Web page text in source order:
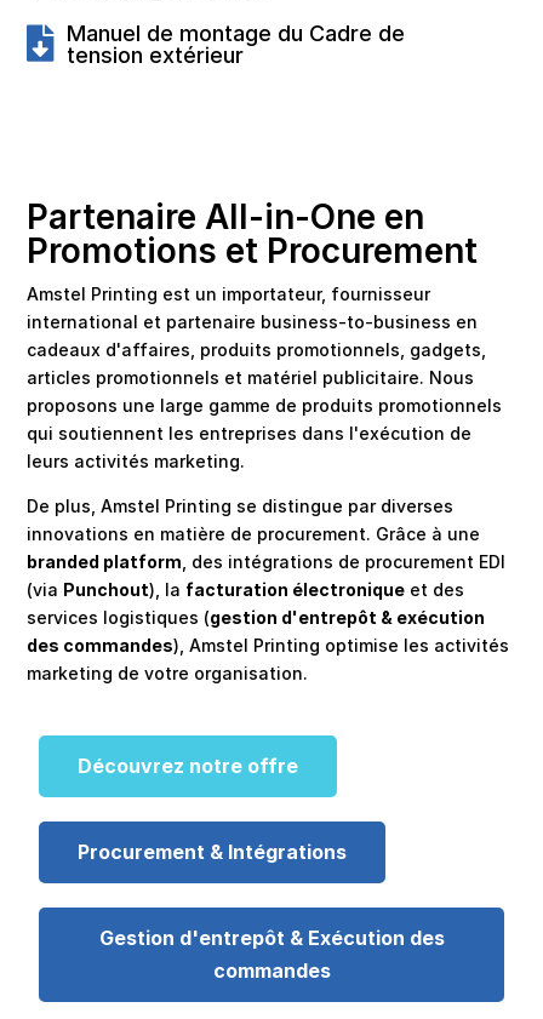
Manuel de montage du Cadre de
tension extérieur
Partenaire All-in-One en
Promotions et Procurement
Amstel Printing est un importateur, fournisseur
international et partenaire business-to-business en
cadeaux d'affaires, produits promotionnels, gadgets,
articles promotionnels et matériel publicitaire. Nous
proposons une large gamme de produits promotionnels
qui soutiennent les entreprises dans l'exécution de
leurs activités marketing.
De plus, Amstel Printing se distingue par diverses
innovations en matière de procurement. Grâce à une
branded platform , des intégrations de procurement EDI
(via Punchout), la facturation électronique et des
services logistiques (gestion d'entrepôt & exécution
des commandes), Amstel Printing optimise les activités
marketing de votre organisation.
Découvrez notre offre
Procurement & Intégrations
Gestion d'entrepôt & Exécution des
commandes